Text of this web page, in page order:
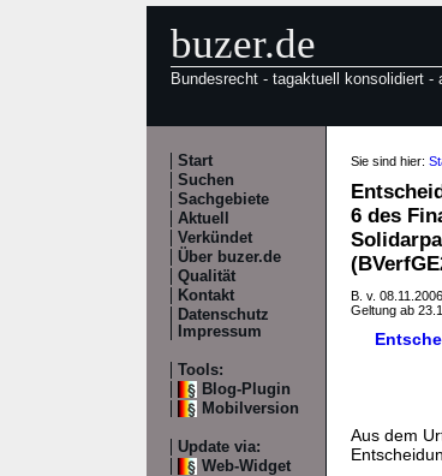
buzer.de
Bundesrecht - tagaktuell konsolidiert -
Start
Suchen
Sachgebiete
Aktuell
Verkündet
Über buzer.de
Qualität
Kontakt
Datenschutz
Impressum
Tools:
Blog-Plugin
Mobilversion
Update via:
Web-Widget
Sie sind hier:
6 des
B. v. 08.11.2006
Geltung ab
Aus dem